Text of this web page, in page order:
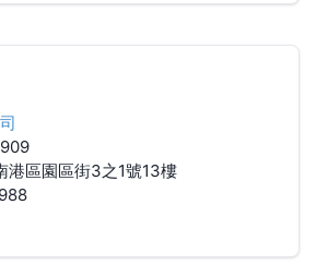
港區園區街3之1號13樓